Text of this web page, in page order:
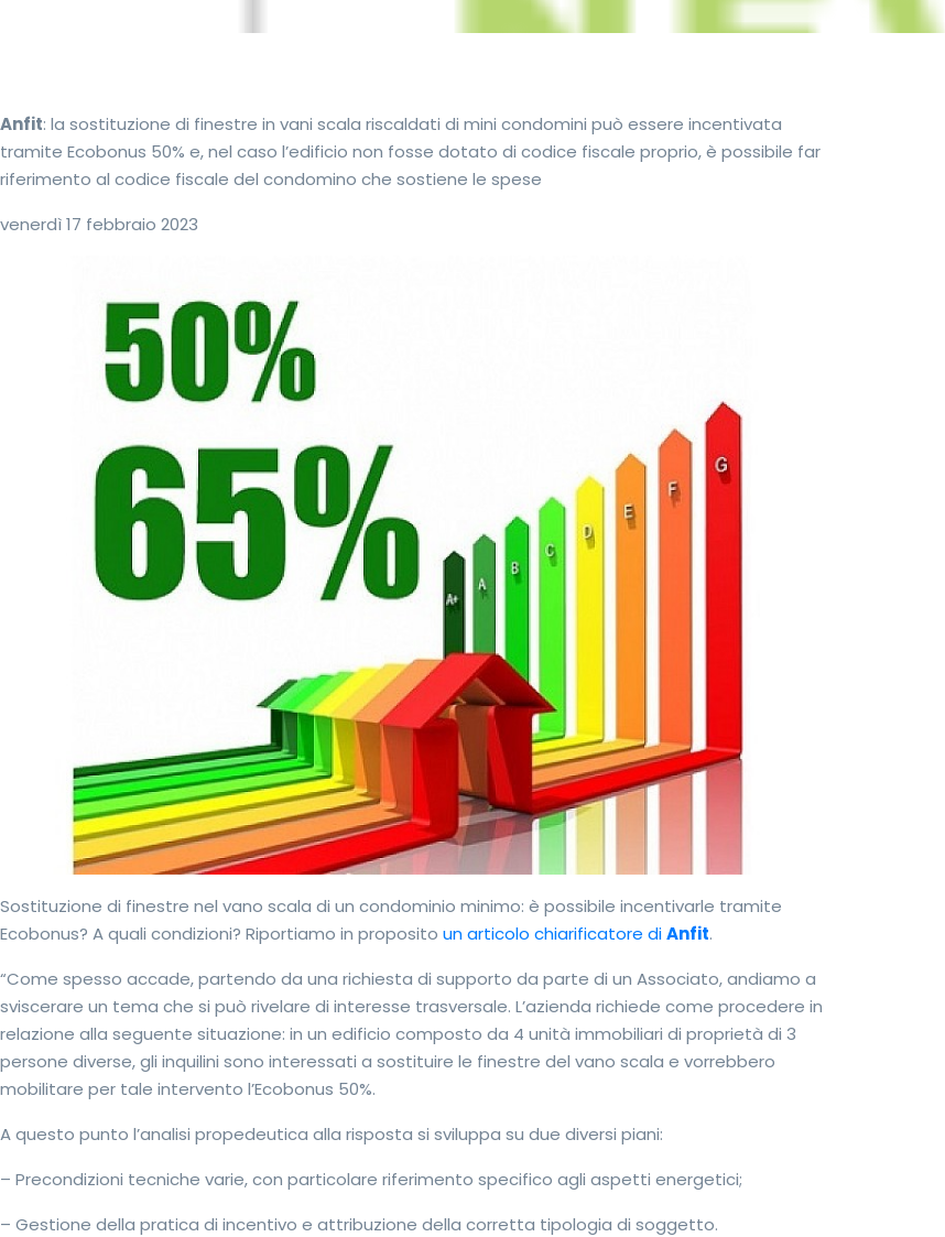
Anfit: la sostituzione di finestre in vani scala riscaldati di mini condomini può essere incentivata
tramite Ecobonus 50% e, nel caso l’edificio non fosse dotato di codice fiscale proprio, è possibile far
riferimento al codice fiscale del condomino che sostiene le spese
venerdì 17 febbraio 2023
Sostituzione di finestre nel vano scala di un condominio minimo: è possibile incentivarle tramite
Ecobonus? A quali condizioni? Riportiamo in proposito un articolo chiarificatore diAnfit.
“Come spesso accade, partendo da una richiesta di supporto da parte di un Associato, andiamo a
sviscerare un tema che si può rivelare di interesse trasversale. L’azienda richiede come procedere in
relazione alla seguente situazione: in un edificio composto da 4 unità immobiliari di proprietà di 3
persone diverse, gli inquilini sono interessati a sostituire le finestre del vano scala e vorrebbero
mobilitare per tale intervento l’Ecobonus 50%.
A questo punto l’analisi propedeutica alla risposta si sviluppa su due diversi piani:
– Precondizioni tecniche varie, con particolare riferimento specifico agli aspetti energetici;
– Gestione della pratica di incentivo e attribuzione della corretta tipologia di soggetto.